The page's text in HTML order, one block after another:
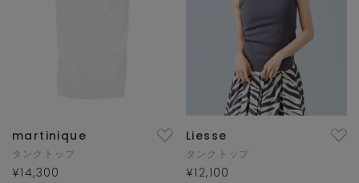
martinique
タンクトップ
¥14,300
Liesse
タンクトップ
¥12,100